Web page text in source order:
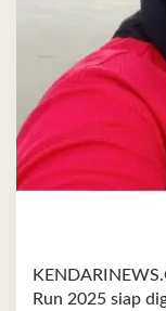
Run 2025 siap